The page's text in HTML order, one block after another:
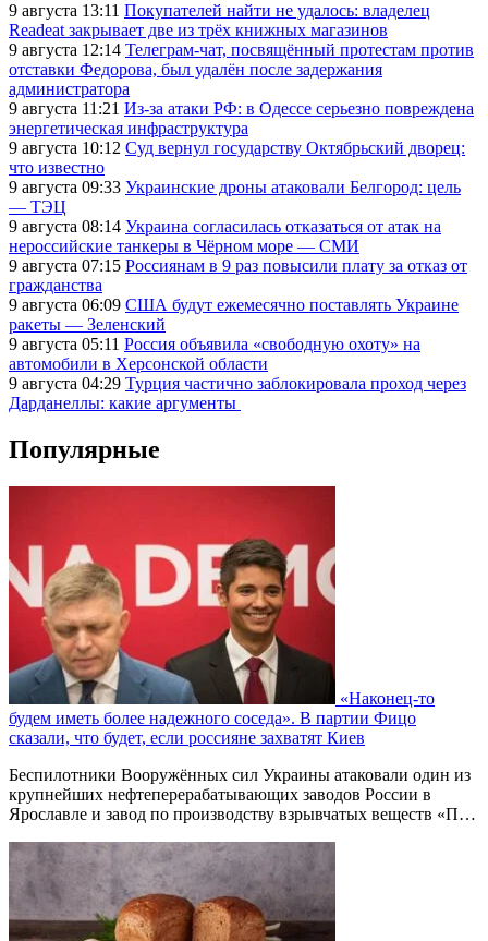
9 августа 13:11 Покупателей найти не удалось: владелец
Readeat закрывает две из трёх книжных магазинов
9 августа 12:14 Телеграм-чат, посвящённый протестам против
отставки Федорова, был удалён после задержания
администратора
9 августа 11:21 Из-за атаки РФ: в Одессе серьезно повреждена
энергетическая инфраструктура
9 августа 10:12 Суд вернул государству Октябрьский дворец:
что известно
9 августа 09:33 Украинские дроны атаковали Белгород: цель
— ТЭЦ
9 августа 08:14 Украина согласилась отказаться от атак на
нероссийские танкеры в Чёрном море — СМИ
9 августа 07:15 Россиянам в 9 раз повысили плату за отказ от
гражданства
9 августа 06:09 США будут ежемесячно поставлять Украине
ракеты — Зеленский
9 августа 05:11 Россия объявила «свободную охоту» на
автомобили в Херсонской области
9 августа 04:29 Турция частично заблокировала проход через
Дарданеллы: какие аргументы
Популярные
«Наконец-то
будем иметь более надежного соседа». В партии Фицо
сказали, что будет, если россияне захватят Киев
Беспилотники Вооружённых сил Украины атаковали один из
крупнейших нефтеперерабатывающих заводов России в
Ярославле и завод по производству взрывчатых веществ «П…